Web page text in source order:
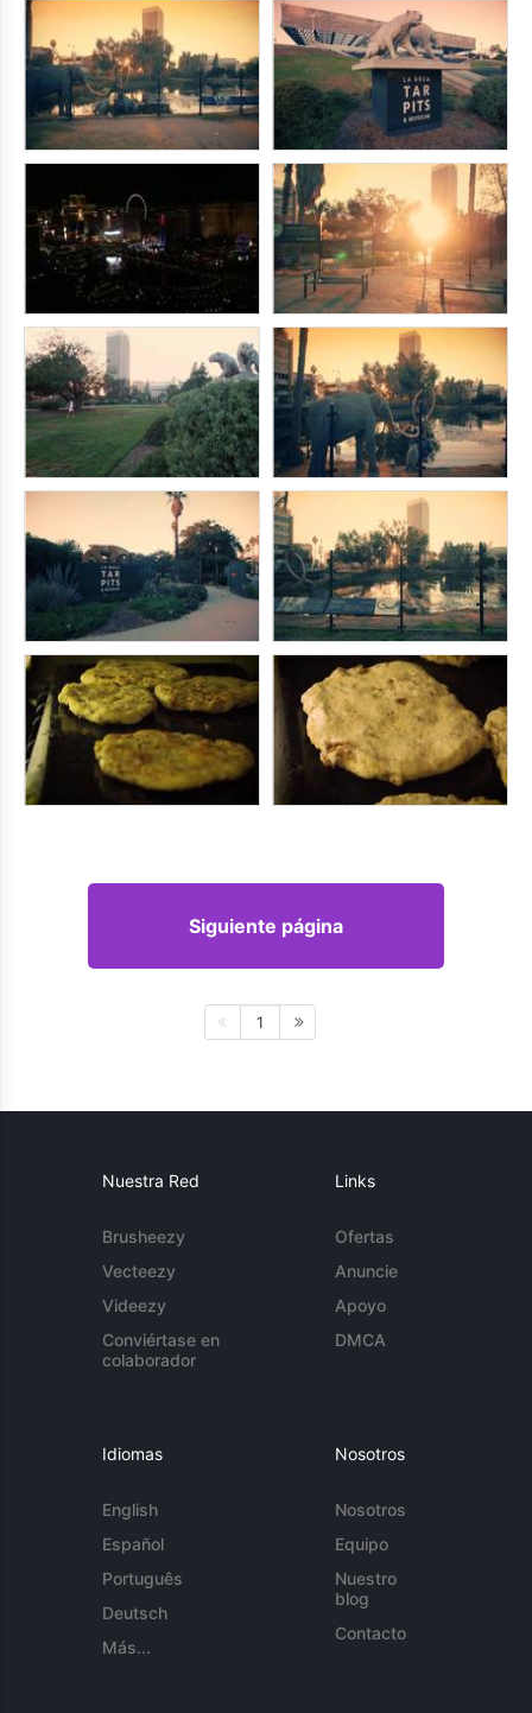
Siguiente página
1
Nuestra Red
Brusheezy
Vecteezy
Videezy
Conviértase en
colaborador
Links
Ofertas
Anuncie
Apoyo
DMCA
Idiomas
English
Español
Português
Deutsch
Más...
Nosotros
Nosotros
Equipo
Nuestro
blog
Contacto